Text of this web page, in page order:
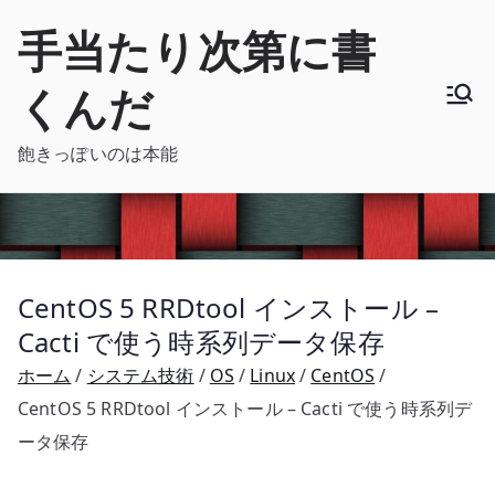
手当たり次第に書
くんだ
飽きっぽいのは本能
CentOS 5 RRDtool インストール –
Cacti で使う時系列データ保存
ホーム システム技術 OS Linux
CentOS
CentOS 5 RRDtool インストール – Cacti で使う時系列デ
ータ保存